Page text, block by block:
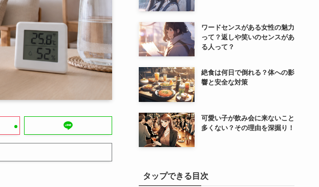
ワードセンスがある女性の魅力
って？返しや笑いのセンスがあ
る人って？
絶食は何日で倒れる？体への影
響と安全な対策
可愛い子が飲み会に来ないこと
多くない？その理由を深掘り！
タップできる目次